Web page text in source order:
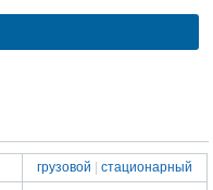
грузовой |стационарный